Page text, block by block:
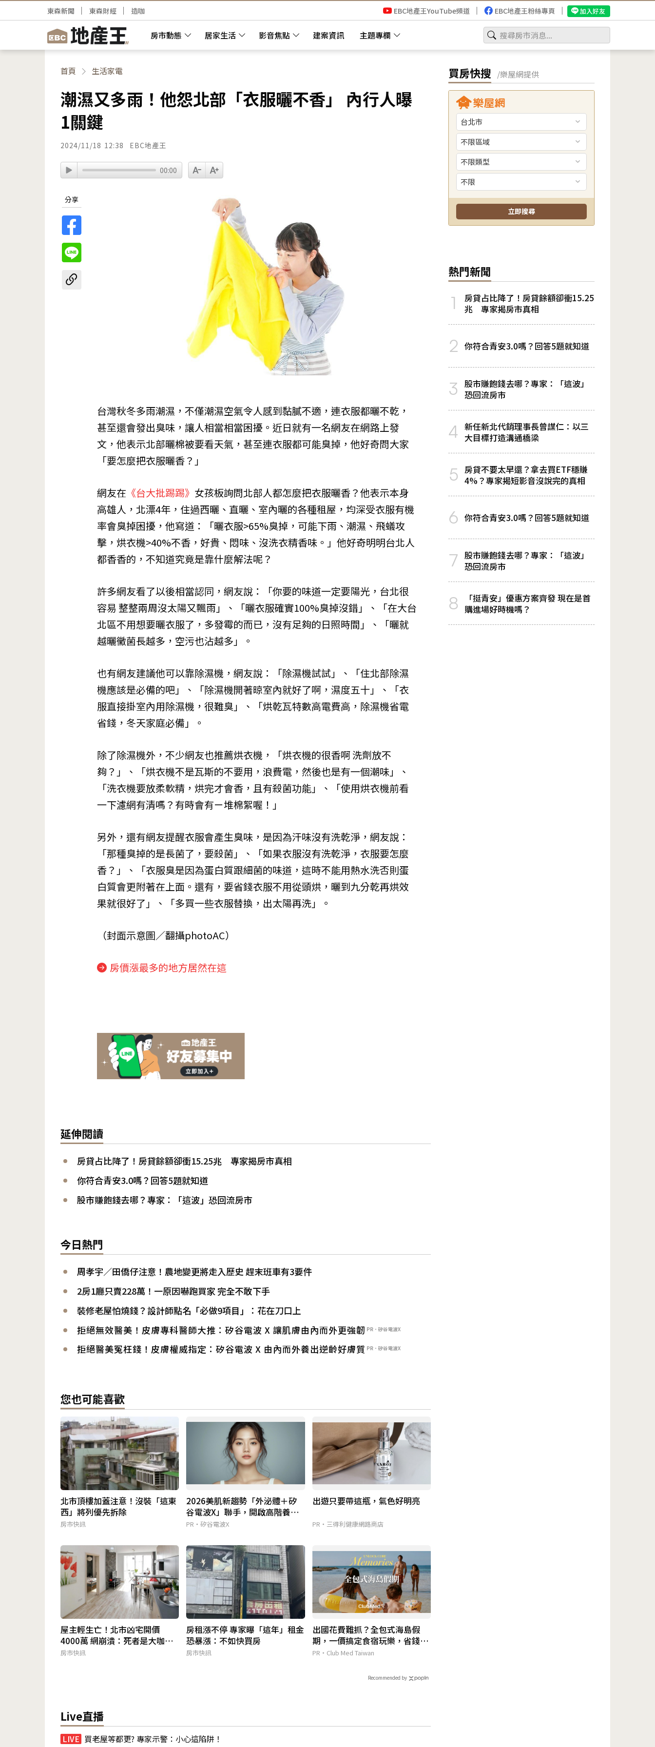
房市動態 居家生活 影音焦點 建案資訊 主題專欄
東森新聞 東森財經 造咖 EBC地產王YouTube頻道 EBC地產王粉絲專頁 加入好友
首頁 生活家電
潮濕又多雨！他怨北部「衣服曬不香」 內行人曝
1關鍵
2024/11/18 12:38 EBC地產王
00:00
分享
台灣秋冬多雨潮濕，不僅潮濕空氣令人感到黏膩不適，連衣服都曬不乾，
甚至還會發出臭味，讓人相當相當困擾。近日就有一名網友在網路上發
文，他表示北部曬棉被要看天氣，甚至連衣服都可能臭掉，他好奇問大家
「要怎麼把衣服曬香？」
網友在 《台大批踢踢》 女孩板詢問北部人都怎麼把衣服曬香？他表示本身
高雄人，北漂4年，住過西曬、直曬、室內曬的各種租屋，均深受衣服有機
率會臭掉困擾，他寫道：「曬衣服>65%臭掉，可能下雨、潮濕、飛蟻攻
擊，烘衣機>40%不香，好貴、悶味、沒洗衣精香味。」他好奇明明台北人
都香香的，不知道究竟是靠什麼解法呢？
許多網友看了以後相當認同，網友說：「你要的味道一定要陽光，台北很
容易 整整兩周沒太陽又飄雨」、「曬衣服確實100%臭掉沒錯」、「在大台
北區不用想要曬衣服了，多發霉的而已，沒有足夠的日照時間」、「曬就
越曬黴菌長越多，空污也沾越多」。
也有網友建議他可以靠除濕機，網友說：「除濕機試試」、「住北部除濕
機應該是必備的吧」、「除濕機開著晾室內就好了啊，濕度五十」、「衣
服直接掛室內用除濕機，很難臭」、「烘乾瓦特數高電費高，除濕機省電
省錢，冬天家庭必備」。
除了除濕機外，不少網友也推薦烘衣機，「烘衣機的很香啊 洗劑放不
夠？」、「烘衣機不是瓦斯的不要用，浪費電，然後也是有一個潮味」、
「洗衣機要放柔軟精，烘完才會香，且有殺菌功能」、「使用烘衣機前看
一下濾網有清嗎？有時會有ㄧ堆棉絮喔！」
另外，還有網友提醒衣服會產生臭味，是因為汗味沒有洗乾淨，網友說：
「那種臭掉的是長菌了，要殺菌」、「如果衣服沒有洗乾淨，衣服要怎麼
香？」、「衣服臭是因為蛋白質跟細菌的味道，這時不能用熱水洗否則蛋
白質會更附著在上面。還有，要省錢衣服不用從頭烘，曬到九分乾再烘效
果就很好了」、「多買一些衣服替換，出太陽再洗」。
（封面示意圖／翻攝photoAC）
房價漲最多的地方居然在這
延伸閱讀
房貸占比降了！房貸餘額卻衝15.25兆 專家揭房市真相
你符合青安3.0嗎？回答5題就知道
股市賺飽錢去哪？專家：「這波」恐回流房市
今日熱門
周孝宇／田僑仔注意！農地變更將走入歷史 趕末班車有3要件
2房1廳只賣228萬！一原因嚇跑買家 完全不敢下手
裝修老屋怕燒錢？設計師點名「必做9項目」：花在刀口上
拒絕無效醫美！皮膚專科醫師大推：矽谷電波 X 讓肌膚由內而外更強韌 PR．矽谷電波X
拒絕醫美冤枉錢！皮膚權威指定：矽谷電波 X 由內而外養出逆齡好膚質 PR．矽谷電波X
您也可能喜歡
北市頂樓加蓋注意！沒裝「這東
西」將列優先拆除
房市快訊
2026美肌新趨勢「外泌體＋矽
谷電波X」聯手，開啟高階養膚
新世代
PR・矽谷電波X
出遊只要帶這瓶，氣色好明亮
PR・三得利健康網路商店
屋主輕生亡！北市凶宅開價
4000萬 網崩潰：死者是大咖女
星
房市快訊
房租漲不停 專家曝「這年」租金
恐暴漲：不如快買房
房市快訊
出國花費難抓？全包式海島假
期，一價搞定食宿玩樂，省錢更
省心！
PR・Club Med Taiwan
Recommended by
Live直播
買老屋等都更? 專家示警：小心這陷阱！
買房快搜 /樂屋網提供
熱門新聞
1
房貸占比降了！房貸餘額卻衝15.25
兆 專家揭房市真相
2 你符合青安3.0嗎？回答5題就知道
3 股市賺飽錢去哪？專家：「這波」
恐回流房市
4 新任新北代銷理事長曾謀仁：以三
大目標打造溝通橋梁
5 房貸不要太早還？拿去買ETF穩賺
4%？專家揭短影音沒說完的真相
6 你符合青安3.0嗎？回答5題就知道
7 股市賺飽錢去哪？專家：「這波」
恐回流房市
8
「挺青安」優惠方案齊發 現在是首
購進場好時機嗎？